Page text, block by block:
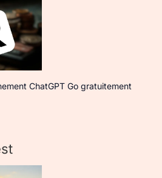
ChatGPT Go gratuitement